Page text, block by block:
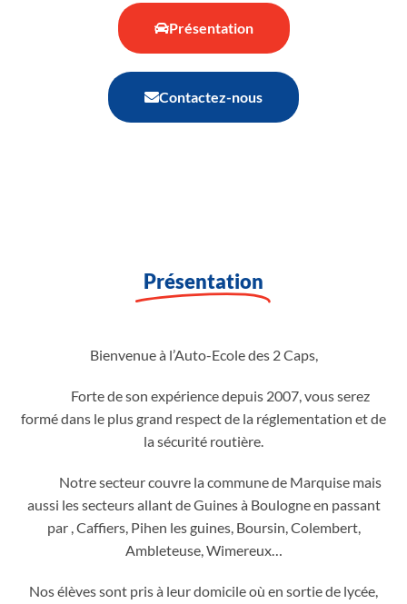
Présentation
Contactez-nous
Présentation
Bienvenue à l’Auto-Ecole des 2 Caps,
Forte de son expérience depuis 2007, vous serez
formé dans le plus grand respect de la réglementation et de
la sécurité routière.
Notre secteur couvre la commune de Marquise mais
aussi les secteurs allant de Guines à Boulogne en passant
par , Caffiers, Pihen les guines, Boursin, Colembert,
Ambleteuse, Wimereux…
Nos élèves sont pris à leur domicile où en sortie de lycée,